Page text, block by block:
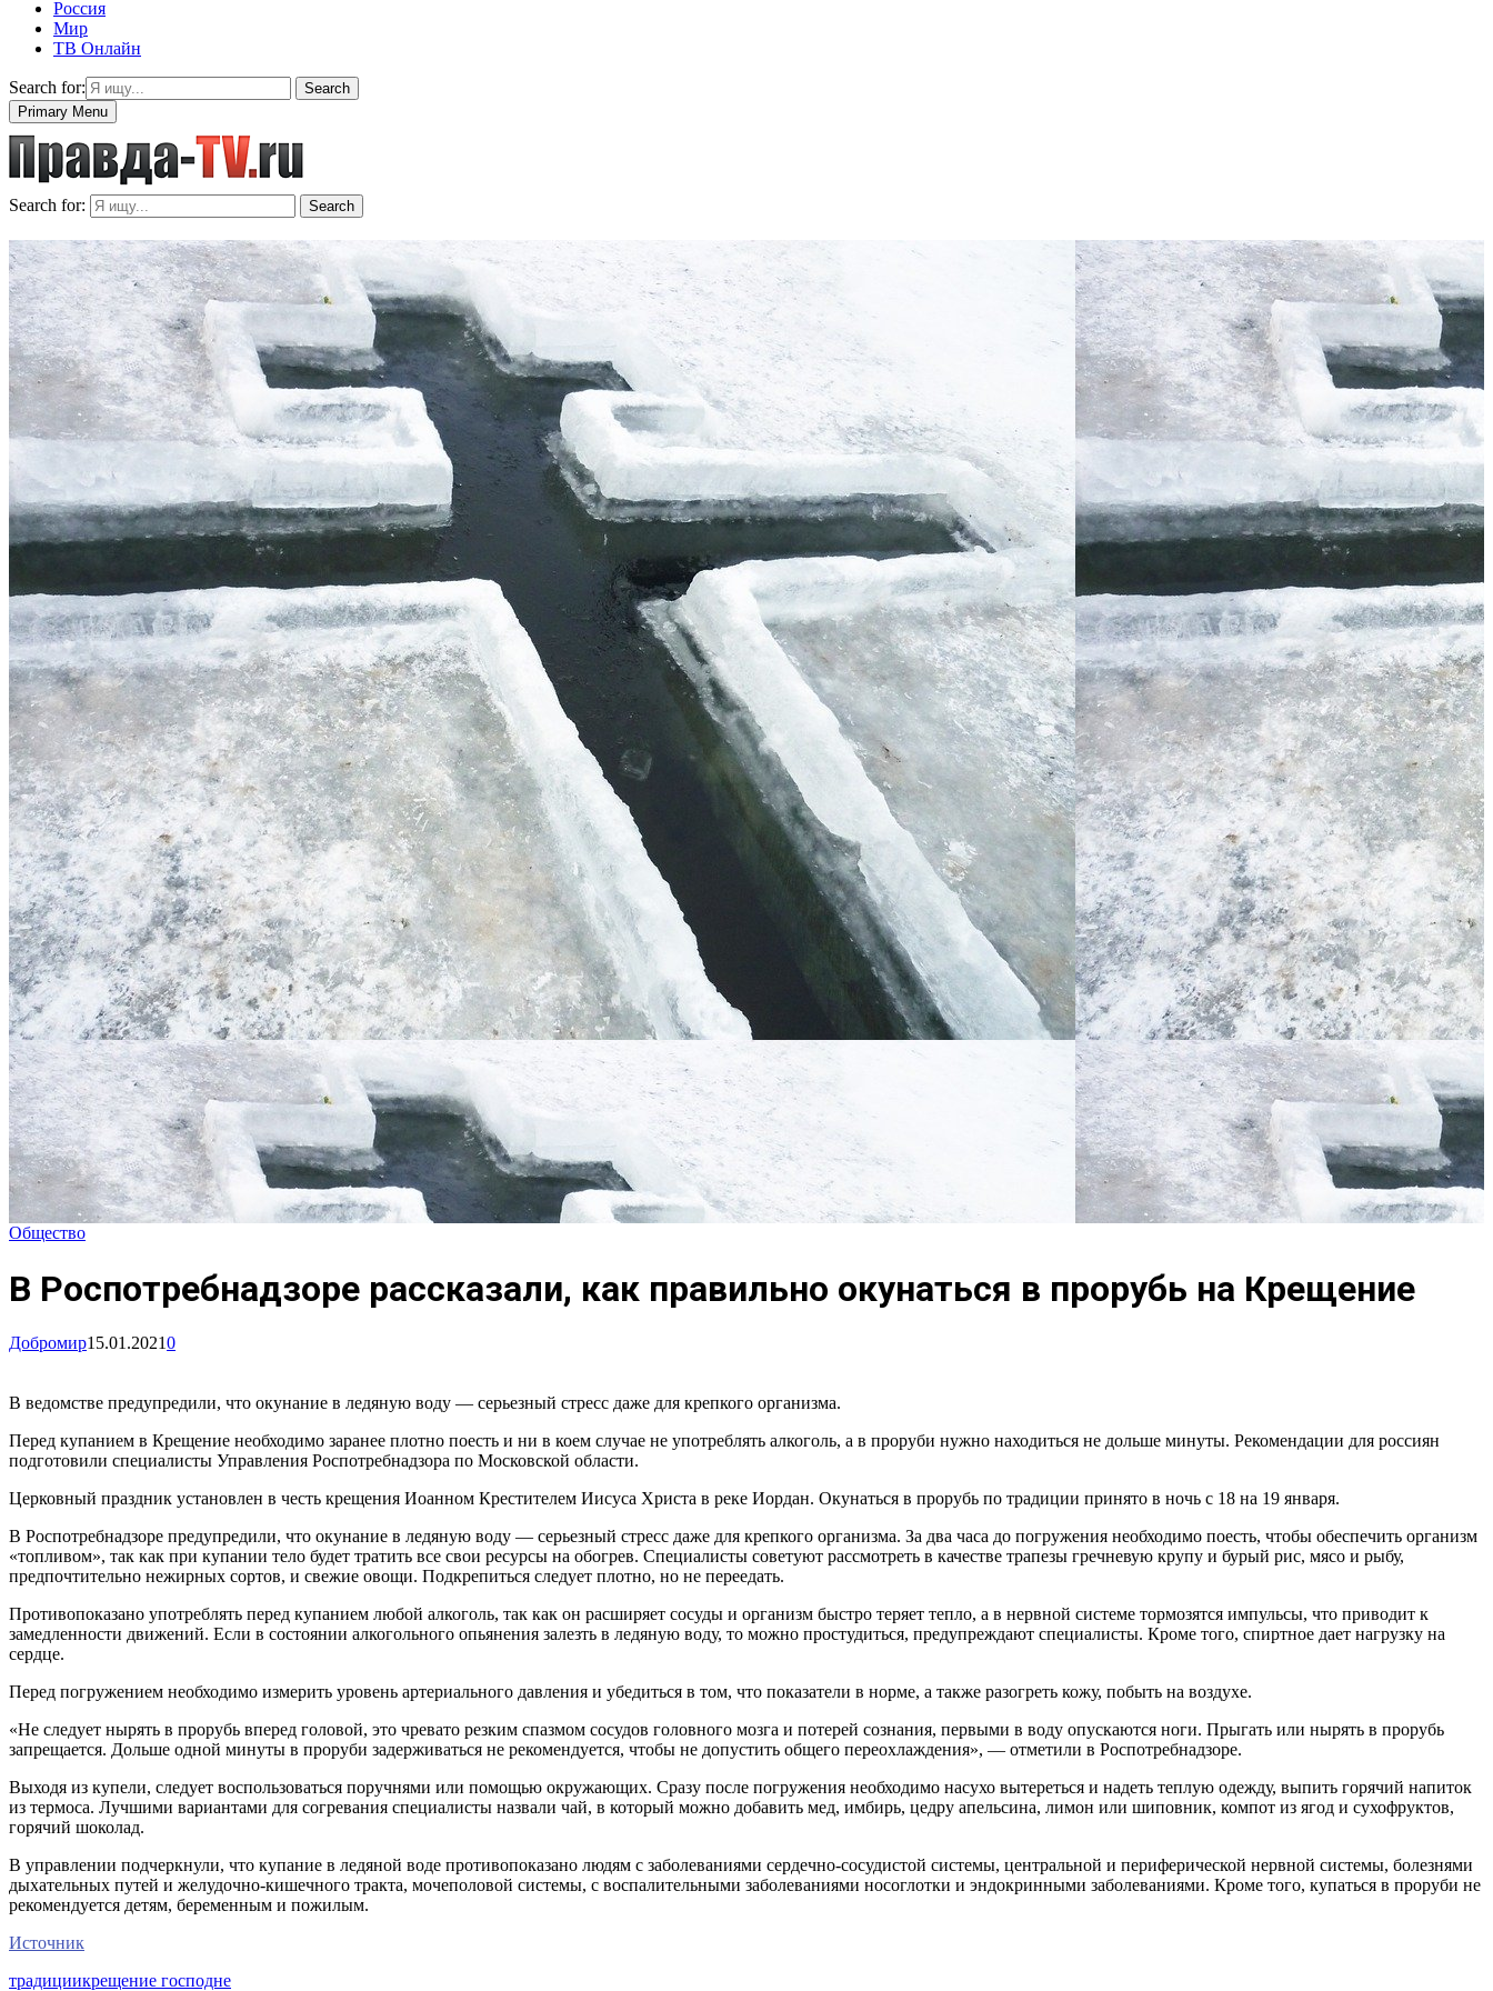
Россия
Мир
ТВ Онлайн
Search for:
Search
Primary Menu
Search for: Search
Общество
В Роспотребнадзоре рассказали, как правильно окунаться в прорубь на Крещение
Добромир15.01.20210
В ведомстве предупредили, что окунание в ледяную воду — серьезный стресс даже для крепкого организма.
Перед купанием в Крещение необходимо заранее плотно поесть и ни в коем случае не употреблять алкоголь, а в проруби нужно находиться не дольше минуты. Рекомендации для россиян
подготовили специалисты Управления Роспотребнадзора по Московской области.
Церковный праздник установлен в честь крещения Иоанном Крестителем Иисуса Христа в реке Иордан. Окунаться в прорубь по традиции принято в ночь с 18 на 19 января.
В Роспотребнадзоре предупредили, что окунание в ледяную воду — серьезный стресс даже для крепкого организма. За два часа до погружения необходимо поесть, чтобы обеспечить организм
«топливом», так как при купании тело будет тратить все свои ресурсы на обогрев. Специалисты советуют рассмотреть в качестве трапезы гречневую крупу и бурый рис, мясо и рыбу,
предпочтительно нежирных сортов, и свежие овощи. Подкрепиться следует плотно, но не переедать.
Противопоказано употреблять перед купанием любой алкоголь, так как он расширяет сосуды и организм быстро теряет тепло, а в нервной системе тормозятся импульсы, что приводит к
замедленности движений. Если в состоянии алкогольного опьянения залезть в ледяную воду, то можно простудиться, предупреждают специалисты. Кроме того, спиртное дает нагрузку на
сердце.
Перед погружением необходимо измерить уровень артериального давления и убедиться в том, что показатели в норме, а также разогреть кожу, побыть на воздухе.
«Не следует нырять в прорубь вперед головой, это чревато резким спазмом сосудов головного мозга и потерей сознания, первыми в воду опускаются ноги. Прыгать или нырять в прорубь
запрещается. Дольше одной минуты в проруби задерживаться не рекомендуется, чтобы не допустить общего переохлаждения», — отметили в Роспотребнадзоре.
Выходя из купели, следует воспользоваться поручнями или помощью окружающих. Сразу после погружения необходимо насухо вытереться и надеть теплую одежду, выпить горячий напиток
из термоса. Лучшими вариантами для согревания специалисты назвали чай, в который можно добавить мед, имбирь, цедру апельсина, лимон или шиповник, компот из ягод и сухофруктов,
горячий шоколад.
В управлении подчеркнули, что купание в ледяной воде противопоказано людям с заболеваниями сердечно-сосудистой системы, центральной и периферической нервной системы, болезнями
дыхательных путей и желудочно-кишечного тракта, мочеполовой системы, с воспалительными заболеваниями носоглотки и эндокринными заболеваниями. Кроме того, купаться в проруби не
рекомендуется детям, беременным и пожилым.
Источник
традициикрещение господне